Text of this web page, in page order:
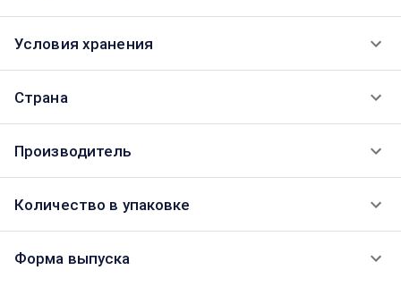
Условия хранения
Страна
Производитель
Количество в упаковке
Форма выпуска